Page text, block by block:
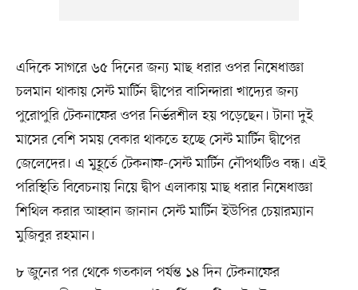
এদিকে সাগরে ৬৫ দিনের জন্য মাছ ধরার ওপর নিষেধাজ্ঞা
চলমান থাকায় সেন্ট মার্টিন দ্বীপের বাসিন্দারা খাদ্যের জন্য
পুরোপুরি টেকনাফের ওপর নির্ভরশীল হয় পড়েছেন। টানা দুই
মাসের বেশি সময় বেকার থাকতে হচ্ছে সেন্ট মার্টিন দ্বীপের
জেলেদের। এ মুহূর্তে টেকনাফ-সেন্ট মার্টিন নৌপথটিও বন্ধ। এই
পরিস্থিতি বিবেচনায় নিয়ে দ্বীপ এলাকায় মাছ ধরার নিষেধাজ্ঞা
শিথিল করার আহ্বান জানান সেন্ট মার্টিন ইউপির চেয়ারম্যান
মুজিবুর রহমান।
৮ জুনের পর থেকে গতকাল পর্যন্ত ১৪ দিন টেকনাফের